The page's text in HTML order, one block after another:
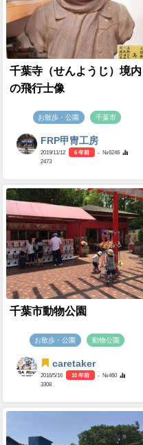
千葉寺（せんようじ）境内
の飛行士像
お散歩・公園 千葉市
FRP甲冑工房
2019/11/12 6 年前
- №6246
2473
千葉市動物公園
お散歩・公園 動物公園
caretaker
2016/5/16 10 年前
- №460
3308